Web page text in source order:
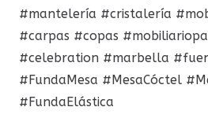
#mantelería #cristalería
#carpas #copas
#celebration #marbella
#FundaMesa #MesaCóctel
#FundaElástica